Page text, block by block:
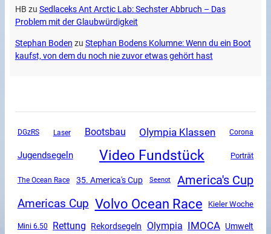
HB zu Sedlaceks Ant Arctic Lab: Sechster Abbruch – Das
Problem mit der Glaubwürdigkeit
Stephan Boden zu Stephan Bodens Kolumne: Wenn du ein Boot
kaufst, von dem du noch nie zuvor etwas gehört hast
DGzRS Laser Bootsbau Olympia Klassen Corona
Jugendsegeln Video Fundstück Porträt
The Ocean Race 35. America's Cup Seenot America's Cup
Americas Cup Volvo Ocean Race Kieler Woche
Mini 6.50 Rettung Rekordsegeln Olympia IMOCA Umwelt